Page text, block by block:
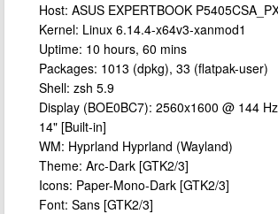
Host: ASUS EXPERTBOOK
Kernel: Linux 6.14.4-x64v3-xanmod1
Uptime: 10 hours, 60 mins
Packages: 1013 (dpkg), 33 (flatpak-user)
Shell: zsh 5.9
Display (BOE0BC7): 2560x1600 @ 144
14" [Built-in]
WM: Hyprland Hyprland (Wayland)
Theme: Arc-Dark [GTK2/3]
Icons: Paper-Mono-Dark [GTK2/3]
Font: Sans [GTK2/3]